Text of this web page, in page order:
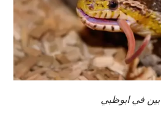
في ابوظبي